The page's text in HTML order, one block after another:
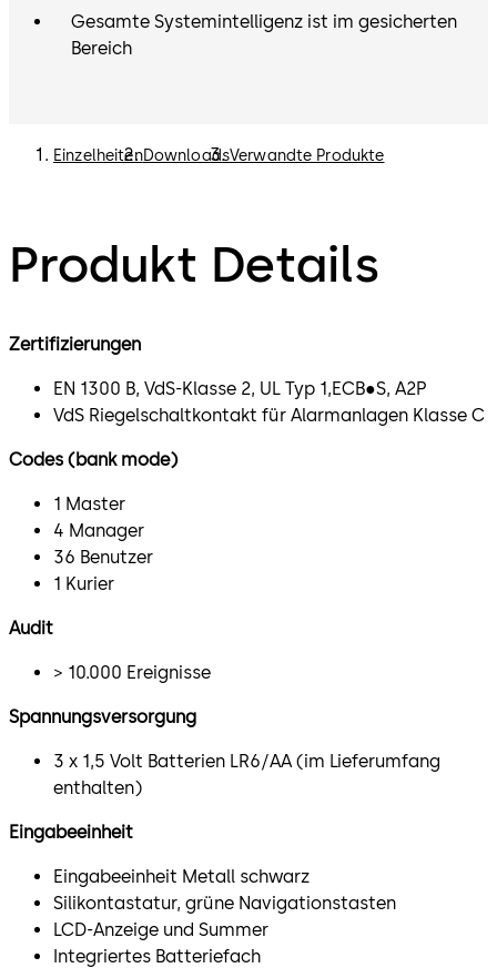
Gesamte Systemintelligenz ist im gesicherten
Bereich
EinzelheitenDownloadsVerwandte Produkte
Produkt Details
Zertifizierungen
EN 1300 B, VdS-Klasse 2, UL Typ 1,ECB●S, A2P
VdS Riegelschaltkontakt für Alarmanlagen Klasse C
Codes (bank mode)
1 Master
4 Manager
36 Benutzer
1 Kurier
Audit
> 10.000 Ereignisse
Spannungsversorgung
3 x 1,5 Volt Batterien LR6/AA (im Lieferumfang
enthalten)
Eingabeeinheit
Eingabeeinheit Metall schwarz
Silikontastatur, grüne Navigationstasten
LCD-Anzeige und Summer
Integriertes Batteriefach